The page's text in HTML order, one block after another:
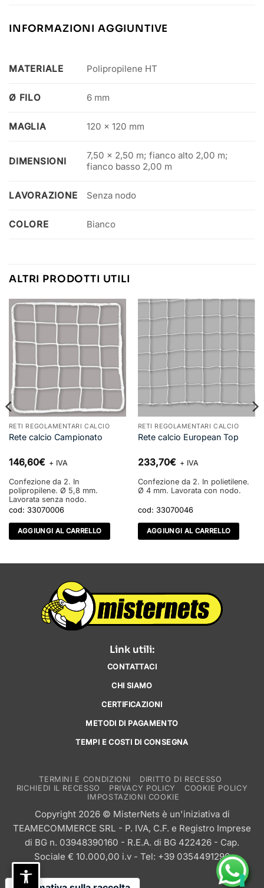
INFORMAZIONI AGGIUNTIVE
MATERIALE Polipropilene HT
Ø FILO 6 mm
MAGLIA 120 x 120 mm
DIMENSIONI
7,50 x 2,50 m; fianco alto 2,00 m;
fianco basso 2,00 m
LAVORAZIONE Senza nodo
COLORE Bianco
ALTRI PRODOTTI UTILI
RETI REGOLAMENTARI CALCIO
Rete calcio Campionato
146,60€ + IVA
Confezione da 2. In
polipropilene. Ø 5,8 mm.
Lavorata senza nodo.
cod: 33070006
AGGIUNGI AL CARRELLO
RETI REGOLAMENTARI CALCIO
Rete calcio European Top
233,70€ + IVA
Confezione da 2. In polietilene.
Ø 4 mm. Lavorata con nodo.
cod: 33070046
AGGIUNGI AL CARRELLO
Link utili:
CONTATTACI
CHI SIAMO
CERTIFICAZIONI
METODI DI PAGAMENTO
TEMPI E COSTI DI CONSEGNA
TERMINI E CONDIZIONI
DIRITTO DI RECESSO
RICHIEDI IL RECESSO
PRIVACY POLICY
COOKIE POLICY
IMPOSTAZIONI COOKIE
Copyright 2026 © MisterNets è un'iniziativa di
TEAMECOMMERCE SRL - P. IVA, C.F. e Registro Imprese
di BG n. 03948390160 - R.E.A. di BG 422426 - Cap.
Sociale € 10.000,00 i.v - Tel: +39 0354491296